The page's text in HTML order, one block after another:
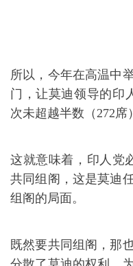
所以，今年在高温中
门，让莫迪领导的印
次未超越半数（272席
这就意味着，印人党
共同组阁，这是莫迪
组阁的局面。
既然要共同组阁，那